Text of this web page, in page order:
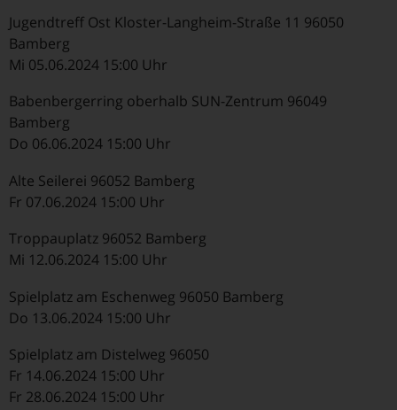
Jugendtreff Ost Kloster-Langheim-Straße 11 96050
Bamberg
Mi 05.06.2024 15:00 Uhr
Babenbergerring oberhalb SUN-Zentrum 96049
Bamberg
Do 06.06.2024 15:00 Uhr
Alte Seilerei 96052 Bamberg
Fr 07.06.2024 15:00 Uhr
Troppauplatz 96052 Bamberg
Mi 12.06.2024 15:00 Uhr
Spielplatz am Eschenweg 96050 Bamberg
Do 13.06.2024 15:00 Uhr
Spielplatz am Distelweg 96050
Fr 14.06.2024 15:00 Uhr
Fr 28.06.2024 15:00 Uhr